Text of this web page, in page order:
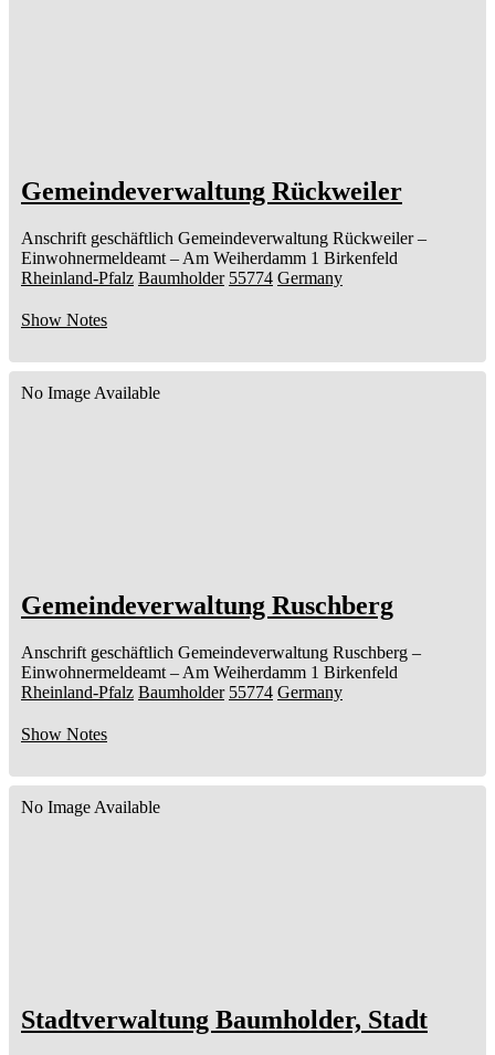
Gemeindeverwaltung Rückweiler
Anschrift geschäftlich Gemeindeverwaltung Rückweiler –
Einwohnermeldeamt – Am Weiherdamm 1 Birkenfeld
Rheinland-Pfalz Baumholder 55774 Germany
Show Notes
No Image Available
Gemeindeverwaltung Ruschberg
Anschrift geschäftlich Gemeindeverwaltung Ruschberg –
Einwohnermeldeamt – Am Weiherdamm 1 Birkenfeld
Rheinland-Pfalz Baumholder 55774 Germany
Show Notes
No Image Available
Stadtverwaltung Baumholder, Stadt